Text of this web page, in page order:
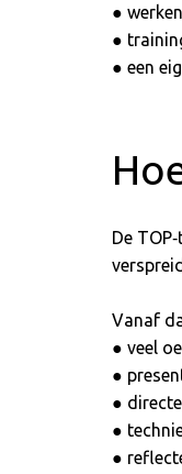
●
●
● een
De
Vanaf
● veel
●
●
●
●